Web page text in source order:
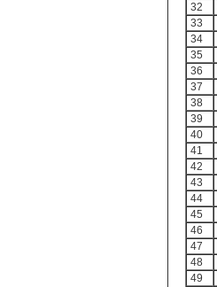
32
33
34
35
36
37
38
39
40
41
42
43
44
45
46
47
48
49